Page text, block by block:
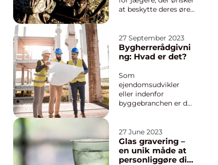
at beskytte deres ører
støjende elementer
under jagtturen. På
trods af deres
høreværn til jagt ofte
undervurderet af
mange jægere,
hvilket kan h...
27 September 2023
Bygherrerådgivni
ng: Hvad er det?
Som
ejendomsudvikler
eller indenfor
byggebranchen er du
bygherrerådgivning.
Men hvad er det
egentlig, og hvorfor
bør du overveje det?
27 June 2023
Glas gravering –
en unik måde at
personliggøre din